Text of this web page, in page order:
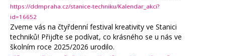
https://ddmpraha.cz/stanice-techniku/Kalendar_akci?
id=16652
Zveme vás na čtyřdenní festival kreativity ve Stanici
techniků! Přijďte se podívat, co krásného se u nás ve
školním roce 2025/2026 urodilo.